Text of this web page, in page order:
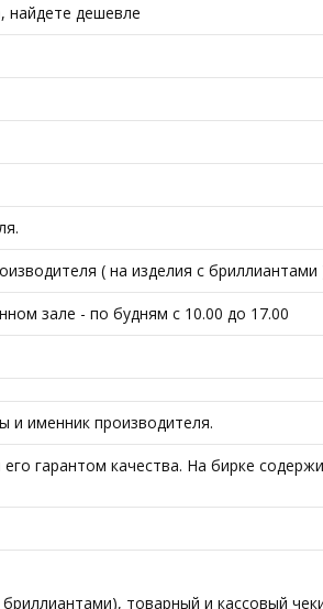
найдете дешевле
( на изделия с бриллиантами
зале - по будням с 10.00 до 17.00
и именник производителя.
гарантом качества. На бирке
товарный и кассовый